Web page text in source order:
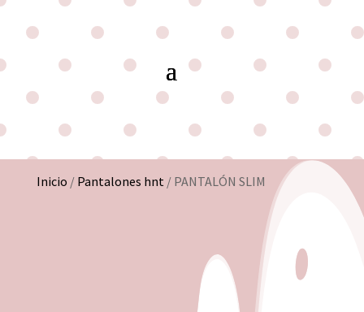
Inicio / Pantalones hnt/ PANTALÓN SLIM